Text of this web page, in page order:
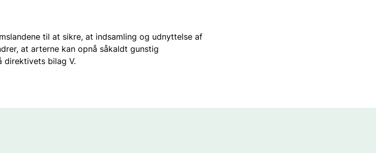
til at sikre, at indsamling og udnyttelse af
at arterne kan opnå såkaldt gunstig
direktivets bilag V.